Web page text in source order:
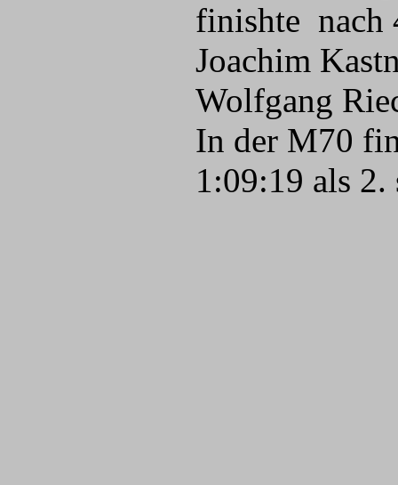
finishte nach
Joachim
Wolfgang
In der M70
1:09:19 als 2.